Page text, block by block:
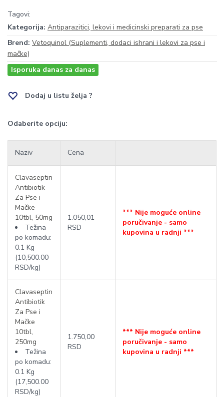
Tagovi:
Kategorija: Antiparazitici, lekovi i medicinski preparati za pse
Brend: Vetoquinol (Suplementi, dodaci ishrani i lekovi za pse i
mačke)
Isporuka danas za danas
Dodaj u listu želja ?
Odaberite opciju:
Naziv Cena
Clavaseptin
Antibiotik
Za Pse i
Mačke
10tbl, 50mg
Težina
po komadu:
0.1 Kg
(10,500.00
RSD/kg)
1.050,01
RSD
*** Nije moguće online
poručivanje - samo
kupovina u radnji ***
Clavaseptin
Antibiotik
Za Pse i
Mačke
10tbl,
250mg
Težina
po komadu:
0.1 Kg
(17,500.00
RSD/kg)
1.750,00
RSD
*** Nije moguće online
poručivanje - samo
kupovina u radnji ***